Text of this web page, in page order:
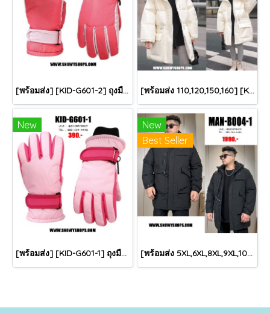
[พร้อมส่ง] [KID-G601-2] ถุงมือกันหนาวเด็กสีชมพูเข้ม ซับขนด้านใน ใส่กันหนาวเล่นหิมะได้ (เหมาะสำหรับเด็ก 3-5ขวบ) [พร้อมส่ง 110,120,150,160] [KID-C5040-2] เสื้อโค้ทกันหนาวเด็กขนเป็ดสีขาว แขนยาว มีกระเป๋าสองข้าง แบบซิปด้านหน้า หมวกฮู้ดติดเฟอร์ฟรุ้งฟริ้งใส่ติดลบกันหนาว เล่นหิมะได้ค่ะ
New
[พร้อมส่ง] [KID-G601-1] ถุงมือกันหนาวเด็กสีชมพูอ่อน ซับขนด้านใน ใส่กันหนาวเล่นหิมะได้ (เหมาะสำหรับเด็ก 3-5ขวบ)
New
Best Seller
[พร้อมส่ง 5XL,6XL,8XL,9XL,10XL] [Man-B004-1] Down Jackets BigSize เสื้อโค้ทขนเป็ดกันหนาวสีดำชายไซด์ใหญ่ มีหมวกฮู้ด ซิปด้านหน้า กันน้ำ ใส่กันหนาวติดลบได้อย่างดี